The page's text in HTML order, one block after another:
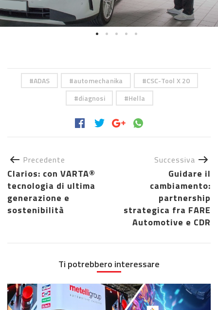
ADAS automechanika
CSC-Tool X 20
diagnosi
Hella
Precedente
Clarios: con VARTA®
tecnologia di ultima
generazione e
sostenibilità
Successiva
Guidare il
cambiamento:
partnership
strategica fra FARE
Automotive e CDR
Ti potrebbero interessare